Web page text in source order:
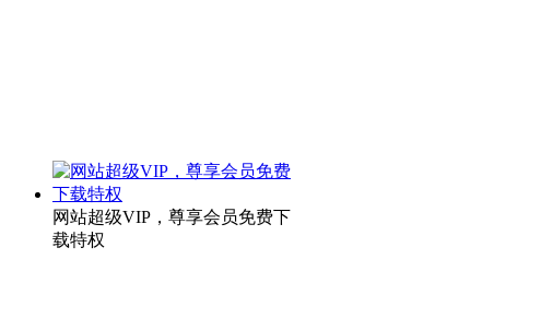
网站超级VIP，尊享会员免费下
载特权